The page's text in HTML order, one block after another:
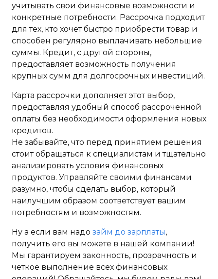
учитывать свои финансовые возможности и
конкретные потребности. Рассрочка подходит
для тех, кто хочет быстро приобрести товар и
способен регулярно выплачивать небольшие
суммы. Кредит, с другой стороны,
предоставляет возможность получения
крупных сумм для долгосрочных инвестиций.
Карта рассрочки дополняет этот выбор,
предоставляя удобный способ рассроченной
оплаты без необходимости оформления новых
кредитов.
Не забывайте, что перед принятием решения
стоит обращаться к специалистам и тщательно
анализировать условия финансовых
продуктов. Управляйте своими финансами
разумно, чтобы сделать выбор, который
наилучшим образом соответствует вашим
потребностям и возможностям.
Ну а если вам надо займ до зарплаты,
получить его вы можете в нашей компании!
Мы гарантируем законность, прозрачность и
четкое выполнение всех финансовых